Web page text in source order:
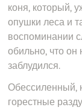
коня, который,
опушки леса и
воспоминании
обильно, что он
заблудился.
Обессиленный,
горестные